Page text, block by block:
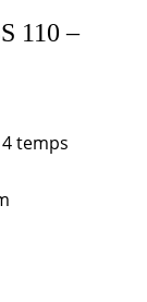
110 –
temps